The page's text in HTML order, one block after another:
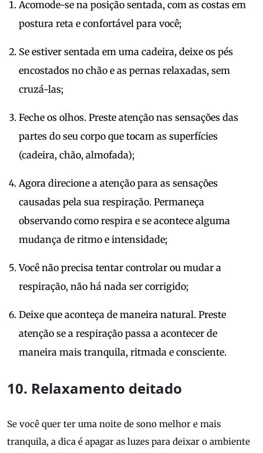
Acomode-se na posição sentada, com as costas em
postura reta e confortável para você;
Se estiver sentada em uma cadeira, deixe os pés
encostados no chão e as pernas relaxadas, sem
cruzá-las;
Feche os olhos. Preste atenção nas sensações das
partes do seu corpo que tocam as superfícies
(cadeira, chão, almofada);
Agora direcione a atenção para as sensações
causadas pela sua respiração. Permaneça
observando como respira e se acontece alguma
mudança de ritmo e intensidade;
Você não precisa tentar controlar ou mudar a
respiração, não há nada ser corrigido;
Deixe que aconteça de maneira natural. Preste
atenção se a respiração passa a acontecer de
maneira mais tranquila, ritmada e consciente.
10. Relaxamento deitado
Se você quer ter uma noite de sono melhor e mais
tranquila, a dica é apagar as luzes para deixar o ambiente